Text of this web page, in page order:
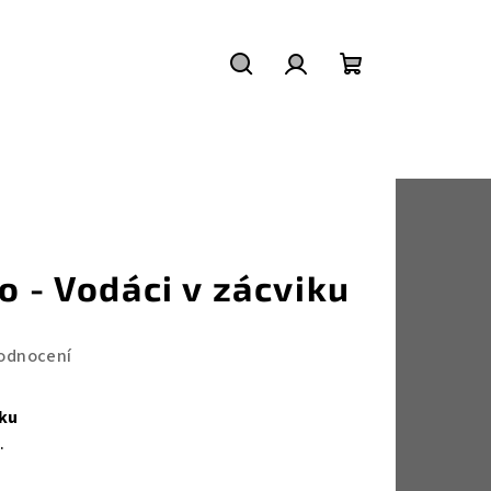
- Vodáci v zácviku